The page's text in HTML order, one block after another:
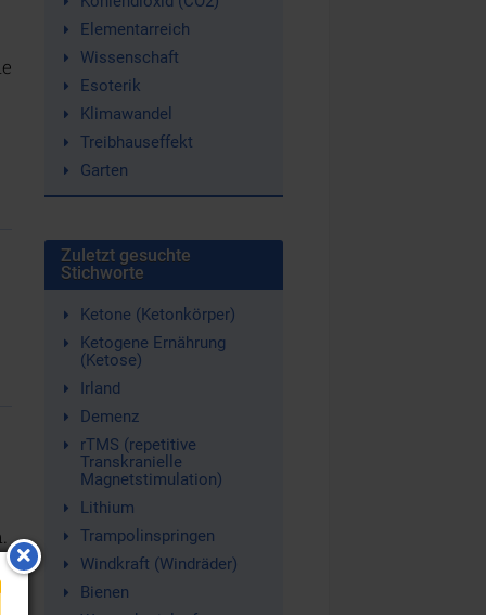
Elementarreich
Wissenschaft
Esoterik
Klimawandel
Treibhauseffekt
Garten
Zuletzt gesuchte
Stichworte
Ketone (Ketonkörper)
Ketogene Ernährung
(Ketose)
Irland
Demenz
rTMS (repetitive
Transkranielle
Magnetstimulation)
Lithium
Trampolinspringen
Windkraft (Windräder)
Bienen